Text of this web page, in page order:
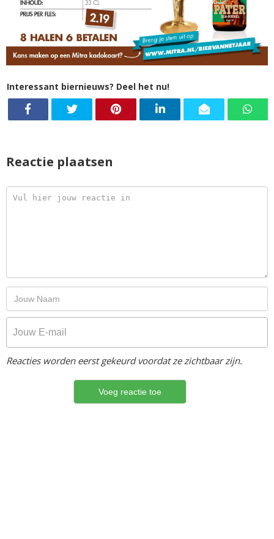
Interessant biernieuws? Deel het nu!
Reactie plaatsen
Reacties worden eerst gekeurd voordat ze zichtbaar zijn.